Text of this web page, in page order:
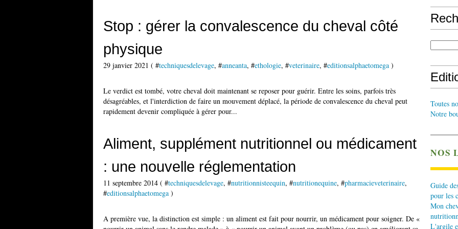
Stop : gérer la convalescence du cheval côté
physique
29 janvier 2021 ( #techniquesdelevage, #anneanta, #ethologie, #veterinaire, #editionsalphaetomega )
Le verdict est tombé, votre cheval doit maintenant se reposer pour guérir. Entre les soins, parfois très
désagréables, et l'interdiction de faire un mouvement déplacé, la période de convalescence du cheval peut
rapidement devenir compliquée à gérer pour...
Aliment, supplément nutritionnel ou médicament
: une nouvelle réglementation
11 septembre 2014 ( #techniquesdelevage, #nutritionnisteequin, #nutritionequine, #pharmacieveterinaire,
#editionsalphaetomega )
A première vue, la distinction est simple : un aliment est fait pour nourrir, un médicament pour soigner. De «
Toutes
Notre
NOS
Guide
pour les
Mon
L'argile